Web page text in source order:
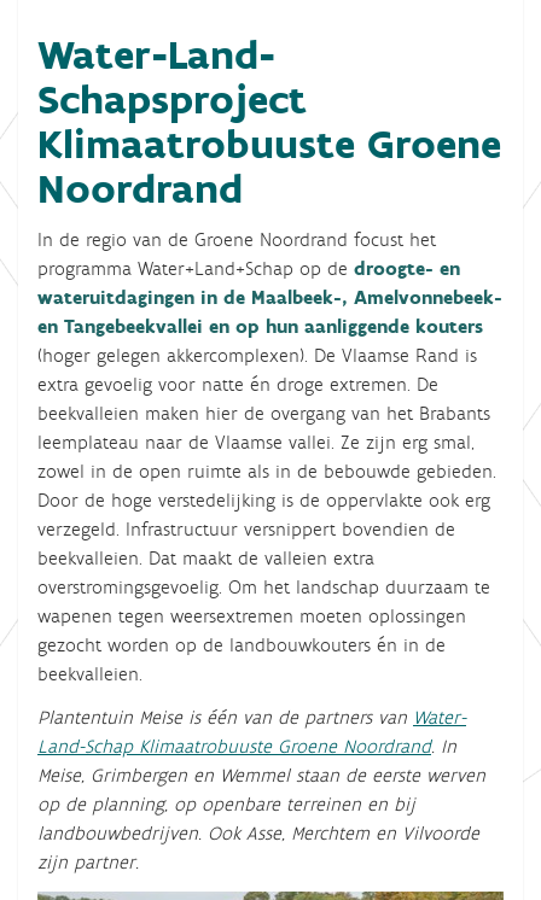
Water-Land-
Schapsproject
Klimaatrobuuste Groene
Noordrand
In de regio van de Groene Noordrand focust het
programma Water+Land+Schap op de droogte- en
wateruitdagingen in de Maalbeek-, Amelvonnebeek-
en Tangebeekvallei en op hun aanliggende kouters
(hoger gelegen akkercomplexen). De Vlaamse Rand is
extra gevoelig voor natte én droge extremen. De
beekvalleien maken hier de overgang van het Brabants
leemplateau naar de Vlaamse vallei. Ze zijn erg smal,
zowel in de open ruimte als in de bebouwde gebieden.
Door de hoge verstedelijking is de oppervlakte ook erg
verzegeld. Infrastructuur versnippert bovendien de
beekvalleien. Dat maakt de valleien extra
overstromingsgevoelig. Om het landschap duurzaam te
wapenen tegen weersextremen moeten oplossingen
gezocht worden op de landbouwkouters én in de
beekvalleien.
Plantentuin Meise is één van de partners van Water-
Land-Schap Klimaatrobuuste Groene Noordrand. In
Meise, Grimbergen en Wemmel staan de eerste werven
op de planning, op openbare terreinen en bij
landbouwbedrijven. Ook Asse, Merchtem en Vilvoorde
zijn partner.